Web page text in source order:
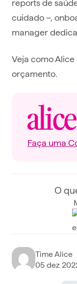
cuidado –,
manager
Veja como
orçamento.
Faça uma
O
Time Alice
05 dez